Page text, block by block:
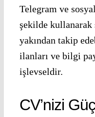
Telegram ve
şekilde
yakından takip
ilanları ve bilgi
işlevseldir.
CV’nizi